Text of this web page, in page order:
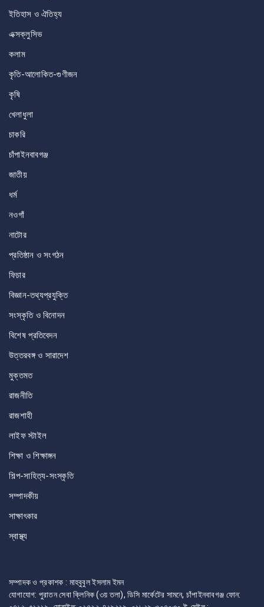
ইতিহাস ও ঐতিহ্য
এক্সক্লুসিভ
কলাম
কৃতি-আলোকিত-গুণীজন
কৃষি
খেলাধুলা
চাকরি
চাঁপাইনবাবগঞ্জ
জাতীয়
ধর্ম
নওগাঁ
নাটোর
প্রতিষ্ঠান ও সংগঠন
ফিচার
বিজ্ঞান-তথ্যপ্রযুক্তি
সংস্কৃতি ও বিনোদন
বিশেষ প্রতিবেদন
উত্তরবঙ্গ ও সারাদেশ
মুক্তমত
রাজনীতি
রাজশাহী
লাইফ স্টাইল
শিক্ষা ও শিক্ষাঙ্গন
শিল্প-সাহিত্য-সংস্কৃতি
সম্পাদকীয়
সাক্ষাৎকার
স্বাস্থ্য
সম্পাদক ও প্রকাশক : মাহবুবুল ইসলাম ইমন
যোগাযোগ: পুরাতন সেবা ক্লিনিক (৩য় তলা), ডিসি মার্কেটের সামনে, চাঁপাইনবাবগঞ্জ ফোন: